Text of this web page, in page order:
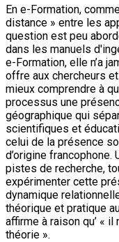
En e-Formation,
distance » entre les
question est peu
dans les manuels
e-Formation, elle n’a
offre aux chercheurs
mieux comprendre à
processus une
géographique qui
scientifiques et
celui de la présence
d’origine
pistes de recherche,
expérimenter cette
dynamique
théorique et pratique
affirme à raison qu’ « il
théorie ».